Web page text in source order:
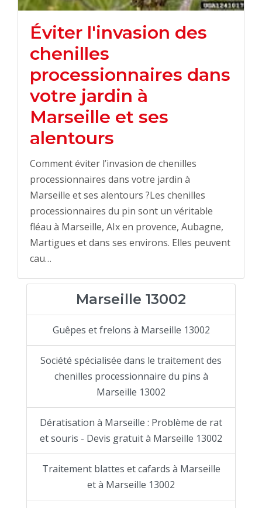
Éviter l'invasion des
chenilles
processionnaires dans
votre jardin à
Marseille et ses
alentours
Comment éviter l’invasion de chenilles
processionnaires dans votre jardin à
Marseille et ses alentours ?Les chenilles
processionnaires du pin sont un véritable
fléau à Marseille, AIx en provence, Aubagne,
Martigues et dans ses environs. Elles peuvent
cau…
Marseille 13002
Guêpes et frelons à Marseille 13002
Société spécialisée dans le traitement des
chenilles processionnaire du pins à
Marseille 13002
Dératisation à Marseille : Problème de rat
et souris - Devis gratuit à Marseille 13002
Traitement blattes et cafards à Marseille
et à Marseille 13002